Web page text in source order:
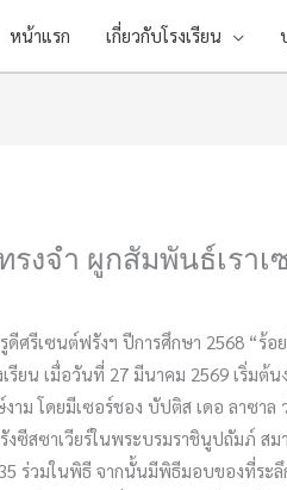
หน้าแรก เกี่ยวกับโรงเรียน
งจำ ผูกสัมพันธ์เรา
ดีศรีเซนต์ฟรังฯ ปีการศึกษา 2568 “ร้อ
รียน เมื่อวันที่ 27 มีนาคม 2569 เริ่มต้
าม โดยมีเซอร์ชอง บัปติส เดอ ลาซา
งซีสซาเวียร์ในพระบรมราชินูปถัมภ์ ส
ร่วมในพิธี จากนั้นมีพิธีมอบของที่ระ